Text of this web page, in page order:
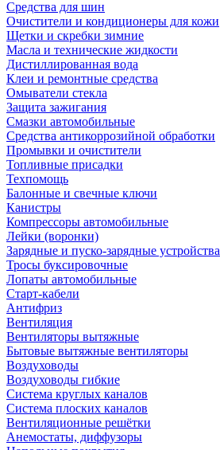
Средства для шин
Очистители и кондиционеры для кожи
Щетки и скребки зимние
Масла и технические жидкости
Дистиллированная вода
Клеи и ремонтные средства
Омыватели стекла
Защита зажигания
Смазки автомобильные
Средства антикоррозийной обработки
Промывки и очистители
Топливные присадки
Техпомощь
Балонные и свечные ключи
Канистры
Компрессоры автомобильные
Лейки (воронки)
Зарядные и пуско-зарядные устройства
Тросы буксировочные
Лопаты автомобильные
Старт-кабели
Антифриз
Вентиляция
Вентиляторы вытяжные
Бытовые вытяжные вентиляторы
Воздуховоды
Воздуховоды гибкие
Система круглых каналов
Система плоских каналов
Вентиляционные решётки
Анемостаты, диффузоры